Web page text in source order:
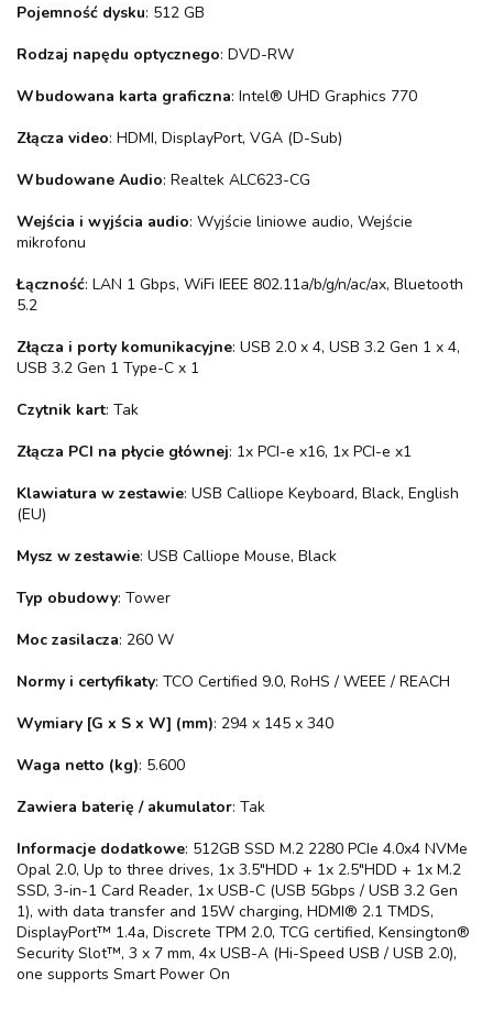
Pojemność dysku: 512 GB
Rodzaj napędu optycznego: DVD-RW
Wbudowana karta graficzna: Intel® UHD Graphics 770
Złącza video: HDMI, DisplayPort, VGA (D-Sub)
Wbudowane Audio: Realtek ALC623-CG
Wejścia i wyjścia audio: Wyjście liniowe audio, Wejście
mikrofonu
Łączność: LAN 1 Gbps, WiFi IEEE 802.11a/b/g/n/ac/ax, Bluetooth
5.2
Złącza i porty komunikacyjne: USB 2.0 x 4, USB 3.2 Gen 1 x 4,
USB 3.2 Gen 1 Type-C x 1
Czytnik kart: Tak
Złącza PCI na płycie głównej: 1x PCI-e x16, 1x PCI-e x1
Klawiatura w zestawie: USB Calliope Keyboard, Black, English
(EU)
Mysz w zestawie: USB Calliope Mouse, Black
Typ obudowy: Tower
Moc zasilacza: 260 W
Normy i certyfikaty: TCO Certified 9.0, RoHS / WEEE / REACH
Wymiary [G x S x W] (mm): 294 x 145 x 340
Waga netto (kg): 5.600
Zawiera baterię / akumulator: Tak
Informacje dodatkowe: 512GB SSD M.2 2280 PCIe 4.0x4 NVMe
Opal 2.0, Up to three drives, 1x 3.5"HDD + 1x 2.5"HDD + 1x M.2
SSD, 3-in-1 Card Reader, 1x USB-C (USB 5Gbps / USB 3.2 Gen
1), with data transfer and 15W charging, HDMI® 2.1 TMDS,
DisplayPort™ 1.4a, Discrete TPM 2.0, TCG certified, Kensington®
Security Slot™, 3 x 7 mm, 4x USB-A (Hi-Speed USB / USB 2.0),
one supports Smart Power On